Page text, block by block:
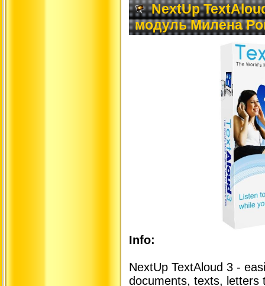
NextUp
модуль Милена
Info:
NextUp TextAloud 3 -
documents, texts, letters